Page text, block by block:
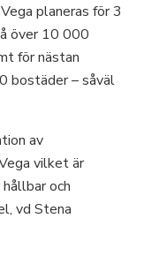
planeras för 3
över 10 000
för nästan
bostäder – såväl
av
vilket är
och
vd Stena